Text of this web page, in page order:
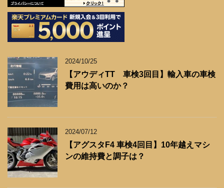
2024/10/25
【アウディTT 車検3回目】輸入車の車検
費用は高いのか？
2024/07/12
【アグスタF4 車検4回目】10年越えマシ
ンの維持費と調子は？